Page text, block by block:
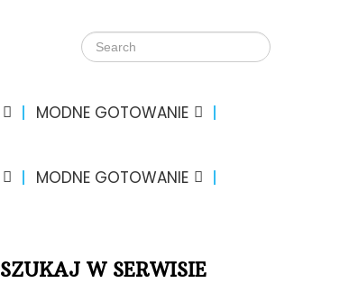
MODNE GOTOWANIE
MODNE GOTOWANIE
SZUKAJ W SERWISIE